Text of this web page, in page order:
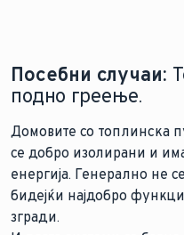
Посебни случаи:
подно греење.
Домовите со топлинска
се добро изолирани и
енергија. Генерално не
бидејќи најдобро
згради.